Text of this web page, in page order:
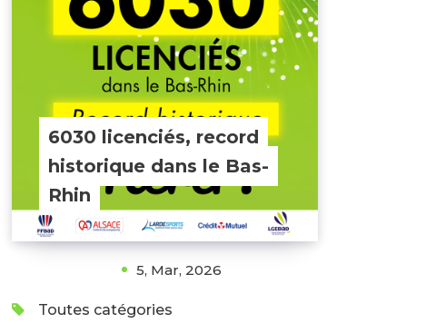
6030 licenciés, record
historique dans le Bas-
Rhin
5, Mar, 2026
Toutes catégories